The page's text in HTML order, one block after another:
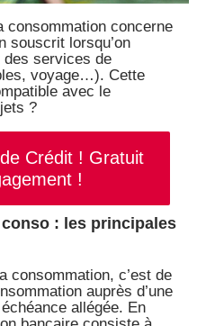
consommation concerne
souscrit lorsqu’on
des services de
voyage…). Cette
avec le
?
Crédit ! Gratuit
!
: les principales
consommation, c’est de
auprès d’une
allégée. En